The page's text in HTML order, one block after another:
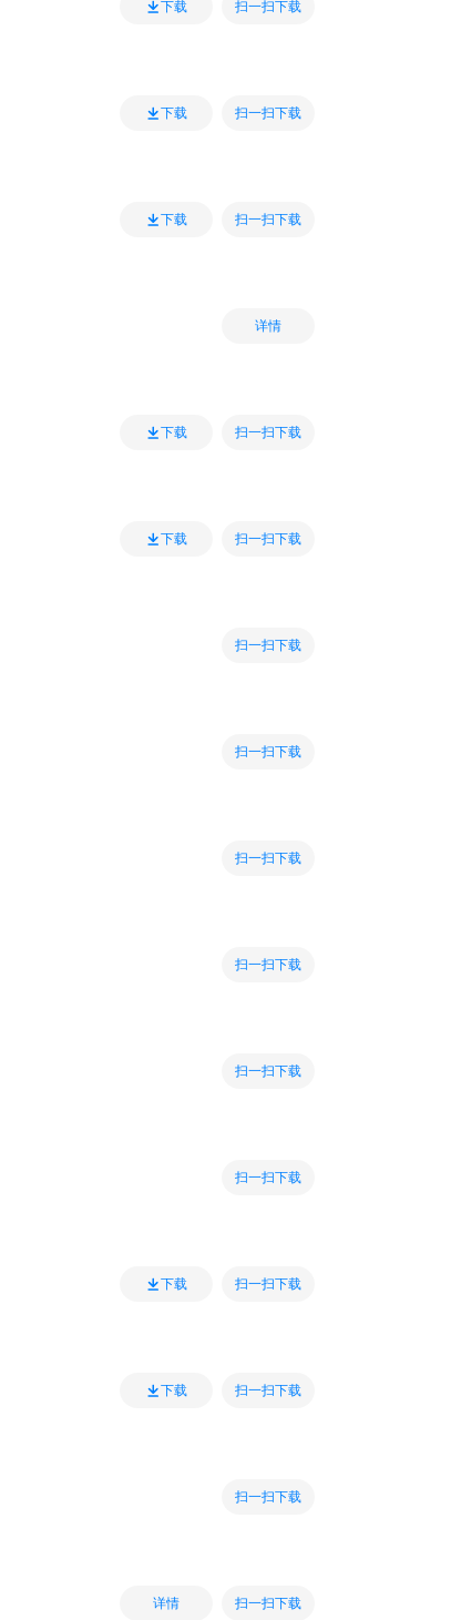
下载 扫一扫下载
下载 扫一扫下载
下载 扫一扫下载
详情
下载 扫一扫下载
下载 扫一扫下载
扫一扫下载
扫一扫下载
扫一扫下载
扫一扫下载
扫一扫下载
扫一扫下载
下载 扫一扫下载
下载 扫一扫下载
扫一扫下载
详情 扫一扫下载